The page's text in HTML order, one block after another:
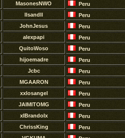
MasonesNWO Peru
llsandll Peru
JohnJesus Peru
alexpapi Peru
QuitoWoso Peru
hijoemadre Peru
Jcbc Peru
MGAARON Peru
xxlosangel Peru
JAIMITOMG Peru
xIBrandoIx Peru
ChrissKing Peru